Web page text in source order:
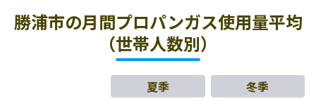
勝浦市の月間プロパンガス使用量平均
（世帯人数別）
夏季
冬季